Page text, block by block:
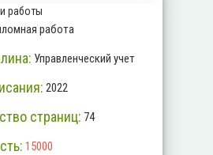
работы
работа
Управленческий учет
2022
страниц: 74
15000